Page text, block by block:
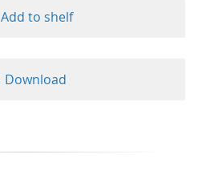
Add to shelf
Download